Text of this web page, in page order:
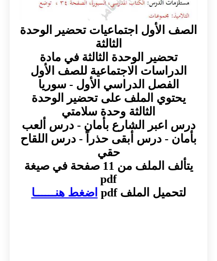
الصف الأول اجتماعيات تحضير الوحدة
الثالثة
تحضير الوحدة الثالثة في مادة
الدراسات الاجتماعية للصف الأول
الفصل الدراسي الأول - سوريا
يحتوي الملف على تحضير الوحدة
الثالثة وحدة سلامتي
درس اعبر الشارع بأمان - درس ألعب
بأمان - درس أبقى حذراً - درس اللقاح
حقي
يتألف الملف من 11 صفحة في صيغة
pdf
لتحميل الملف pdf
اضغط هنــــــا